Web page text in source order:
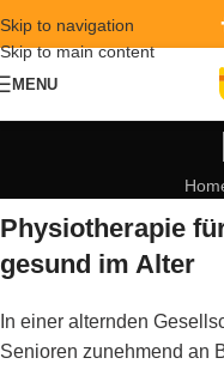
Skip to navigation
Skip to main content
MENU
Physiotherapie
gesund im Alter
In einer alternden
Senioren zunehmend an